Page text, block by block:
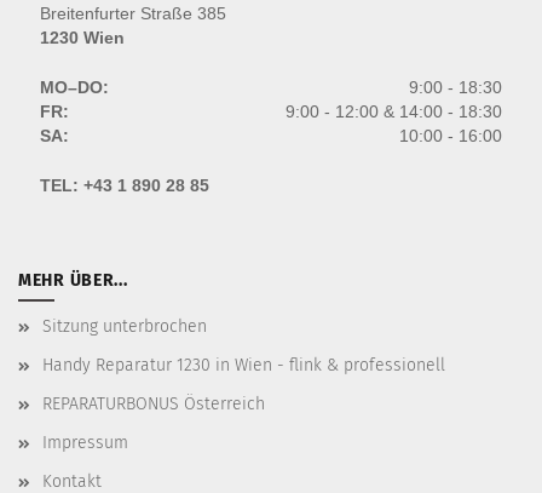
Breitenfurter Straße 385
1230 Wien
MO–DO:
9:00 - 18:30
FR:
9:00 - 12:00 & 14:00 - 18:30
SA:
10:00 - 16:00
TEL: +43 1 890 28 85
MEHR ÜBER...
Sitzung unterbrochen
Handy Reparatur 1230 in Wien - flink & professionell
REPARATURBONUS Österreich
Impressum
Kontakt